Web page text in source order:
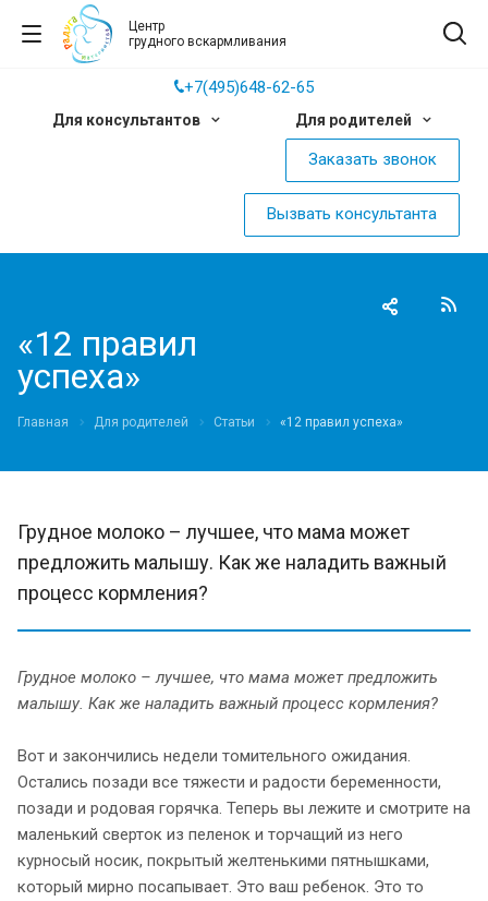
Центр
грудного вскармливания
+7(495)648-62-65
Для консультантов Для родителей
Заказать звонок
Вызвать консультанта
«12 правил
успеха»
Главная Для родителей Статьи «12 правил успеха»
Грудное молоко – лучшее, что мама может
предложить малышу. Как же наладить важный
процесс кормления?
Грудное молоко – лучшее, что мама может предложить
малышу. Как же наладить важный процесс кормления?
Вот и закончились недели томительного ожидания.
Остались позади все тяжести и радости беременности,
позади и родовая горячка. Теперь вы лежите и смотрите на
маленький сверток из пеленок и торчащий из него
курносый носик, покрытый желтенькими пятнышками,
который мирно посапывает. Это ваш ребенок. Это то